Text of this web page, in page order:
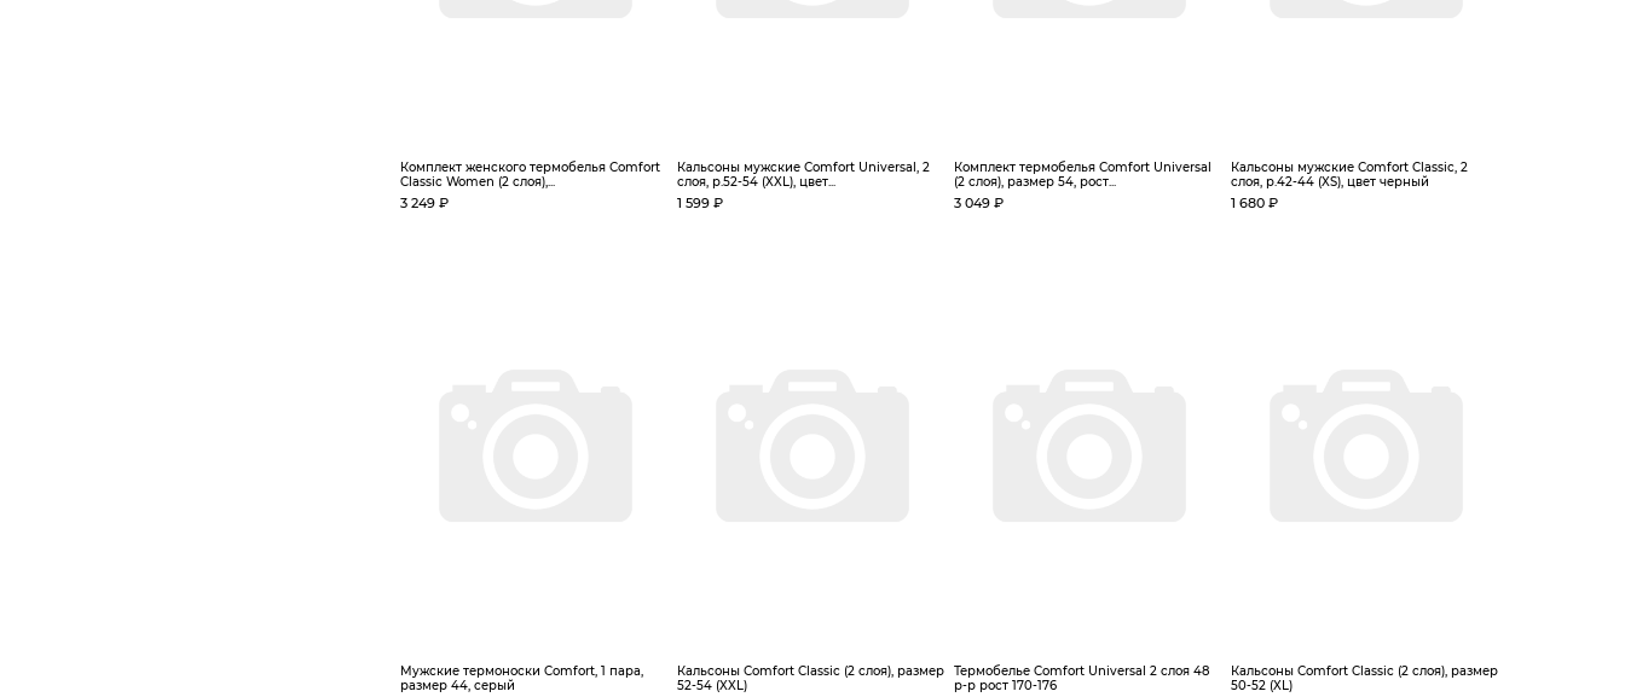
Комплект женского термобелья Сomfort
Classic Women (2 слоя),...
3 249 ₽
Кальсоны мужские Сomfort Universal, 2
слоя, р.52-54 (XXL), цвет...
1 599 ₽
Комплект термобелья Сomfort Universal
(2 слоя), размер 54, рост...
3 049 ₽
Кальсоны мужские Сomfort Classic, 2
слоя, р.42-44 (XS), цвет черный
1 680 ₽
Мужские термоноски Comfort, 1 пара,
размер 44, серый
Кальсоны Сomfort Classic (2 слоя), размер
52-54 (XXL)
Термобелье Comfort Universal 2 слоя 48
р-р рост 170-176
Кальсоны Сomfort Classic (2 слоя), размер
50-52 (XL)